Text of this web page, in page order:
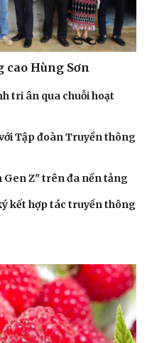
cao Hùng Sơn
tri ân qua chuỗi hoạt
Tập đoàn Truyền thông
Gen Z" trên đa nền tảng
kết hợp tác truyền thông